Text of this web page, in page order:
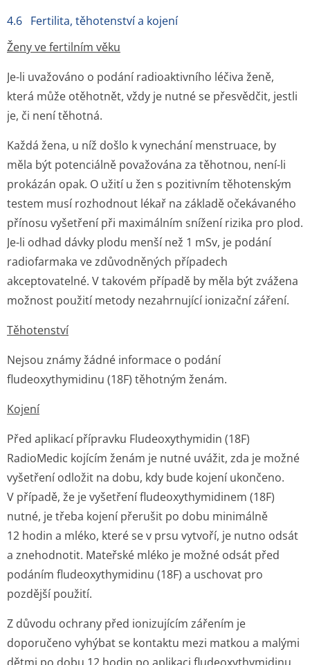
4.6 Fertilita, těhotenství a kojení
Ženy ve fertilním věku
Je-li uvažováno o podání radioaktivního léčiva ženě,
která může otěhotnět, vždy je nutné se přesvědčit, jestli
je, či není těhotná.
Každá žena, u níž došlo k vynechání menstruace, by
měla být potenciálně považována za těhotnou, není-li
prokázán opak. O užití u žen s pozitivním těhotenským
testem musí rozhodnout lékař na základě očekávaného
přínosu vyšetření při maximálním snížení rizika pro plod.
Je-li odhad dávky plodu menší než 1 mSv, je podání
radiofarmaka ve zdůvodněných případech
akceptovatelné. V takovém případě by měla být zvážena
možnost použití metody nezahrnující ionizační záření.
Těhotenství
Nejsou známy žádné informace o podání
fludeoxythymidinu (18F) těhotným ženám.
Kojení
Před aplikací přípravku Fludeoxythymidin (18F)
RadioMedic kojícím ženám je nutné uvážit, zda je možné
vyšetření odložit na dobu, kdy bude kojení ukončeno.
V případě, že je vyšetření fludeoxythymidinem (18F)
nutné, je třeba kojení přerušit po dobu minimálně
12 hodin a mléko, které se v prsu vytvoří, je nutno odsát
a znehodnotit. Mateřské mléko je možné odsát před
podáním fludeoxythymidinu (18F) a uschovat pro
pozdější použití.
Z důvodu ochrany před ionizujícím zářením je
doporučeno vyhýbat se kontaktu mezi matkou a malými